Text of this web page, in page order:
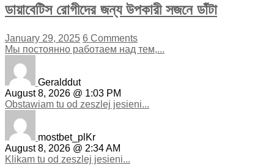
ডায়াবেটিস রোগীদের জন্য উপকারী সজনে ডাঁটা
January 29, 2025 6 Comments
Мы постоянно работаем над тем,...
Geralddut
August 8, 2026 @ 1:03 PM
Obstawiam tu od zeszlej jesieni...
mostbet_plKr
August 8, 2026 @ 2:34 AM
Klikam tu od zeszlej jesieni...